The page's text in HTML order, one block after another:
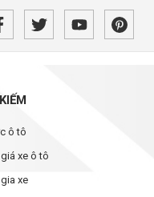
ô tô
xe ô tô
xe